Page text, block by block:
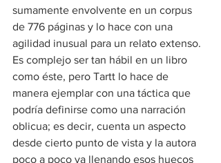
sumamente envolvente en un corpus
de 776 páginas y lo hace con una
agilidad inusual para un relato extenso.
Es complejo ser tan hábil en un libro
como éste, pero Tartt lo hace de
manera ejemplar con una táctica que
podría definirse como una narración
oblicua; es decir, cuenta un aspecto
desde cierto punto de vista y la autora
poco a poco va llenando esos huecos